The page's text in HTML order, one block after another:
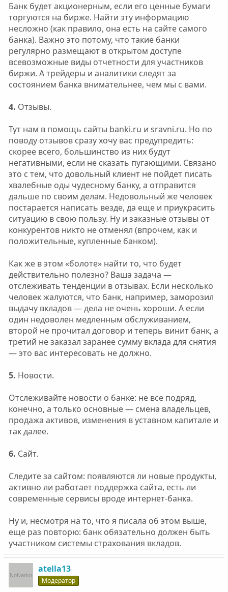
Банк будет акционерным, если его ценные бумаги
торгуются на бирже. Найти эту информацию
несложно (как правило, она есть на сайте самого
банка). Важно это потому, что такие банки
регулярно размещают в открытом доступе
всевозможные виды отчетности для участников
биржи. А трейдеры и аналитики следят за
состоянием банка внимательнее, чем мы с вами.
4. Отзывы.
Тут нам в помощь сайты banki.ru и sravni.ru. Но по
поводу отзывов сразу хочу вас предупредить:
скорее всего, большинство из них будут
негативными, если не сказать пугающими. Связано
это с тем, что довольный клиент не пойдет писать
хвалебные оды чудесному банку, а отправится
дальше по своим делам. Недовольный же человек
постарается написать везде, да еще и приукрасить
ситуацию в свою пользу. Ну и заказные отзывы от
конкурентов никто не отменял (впрочем, как и
положительные, купленные банком).
Как же в этом «болоте» найти то, что будет
действительно полезно? Ваша задача —
отслеживать тенденции в отзывах. Если несколько
человек жалуются, что банк, например, заморозил
выдачу вкладов — дела не очень хороши. А если
один недоволен медленным обслуживанием,
второй не прочитал договор и теперь винит банк, а
третий не заказал заранее сумму вклада для снятия
— это вас интересовать не должно.
5. Новости.
Отслеживайте новости о банке: не все подряд,
конечно, а только основные — смена владельцев,
продажа активов, изменения в уставном капитале и
так далее.
6. Сайт.
Следите за сайтом: появляются ли новые продукты,
активно ли работает поддержка сайта, есть ли
современные сервисы вроде интернет-банка.
Ну и, несмотря на то, что я писала об этом выше,
еще раз повторю: банк обязательно должен быть
участником системы страхования вкладов.
atella13
Модератор